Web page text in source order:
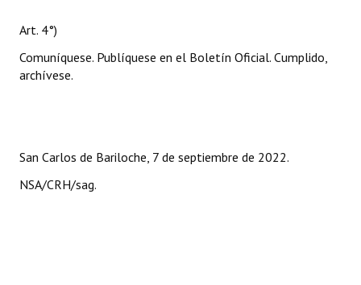
Art. 4°)
Comuníquese. Publíquese en el Boletín Oficial. Cumplido,
archívese.
San Carlos de Bariloche, 7 de septiembre de 2022.
NSA/CRH/sag.